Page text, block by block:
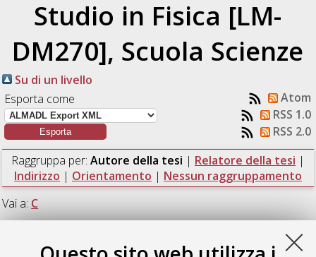
Studio in Fisica [LM-
DM270], Scuola Scienze
Su di un livello
Esporta come
Atom
RSS 1.0
RSS 2.0
Raggruppa per: Autore della tesi | Relatore della tesi |
Indirizzo | Orientamento | Nessun raggruppamento
Vai a: C